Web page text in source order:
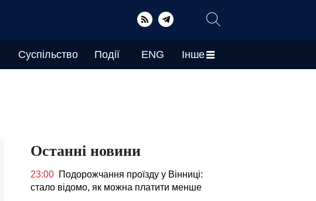
Суспільство Події ENG Інше
Останні новини
23:00 Подорожчання проїзду у Вінниці:
стало відомо, як можна платити менше